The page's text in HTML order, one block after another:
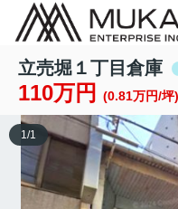
立売堀１丁目倉庫
110万円 (0.81万円/坪)
1/1